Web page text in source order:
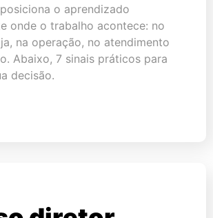
o aprendizado
onde o trabalho acontece: no
na operação, no atendimento
Abaixo, 7 sinais práticos para
decisão.